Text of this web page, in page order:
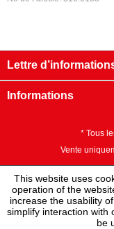
Lettre
Informations
* Tous
Vente
This website uses
operation of the
increase the usability
simplify interaction with
be